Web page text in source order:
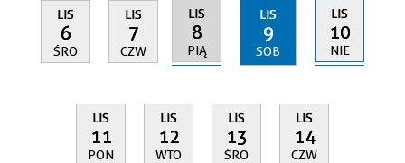
LIS
6
ŚRO
LIS
7
CZW
LIS
8
PIĄ
LIS
9
SOB
LIS
10
NIE
LIS
11
PON
LIS
12
WTO
LIS
13
ŚRO
LIS
14
CZW